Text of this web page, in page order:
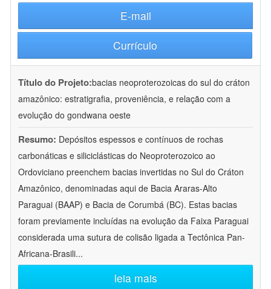
E-mail
Currículo
Título do Projeto:bacias neoproterozoicas do sul do cráton
amazônico: estratigrafia, proveniência, e relação com a
evolução do gondwana oeste
Resumo: Depósitos espessos e contínuos de rochas
carbonáticas e siliciclásticas do Neoproterozoico ao
Ordoviciano preenchem bacias invertidas no Sul do Cráton
Amazônico, denominadas aqui de Bacia Araras-Alto
Paraguai (BAAP) e Bacia de Corumbá (BC). Estas bacias
foram previamente incluídas na evolução da Faixa Paraguai
considerada uma sutura de colisão ligada a Tectônica Pan-
Africana-Brasili...
leia mais